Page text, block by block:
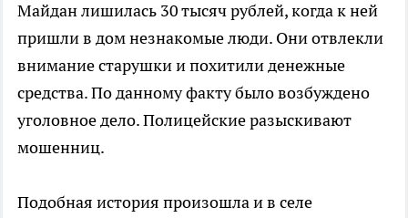
Майдан лишилась 30 тысяч рублей, когда к ней
пришли в дом незнакомые люди. Они отвлекли
внимание старушки и похитили денежные
средства. По данному факту было возбуждено
уголовное дело. Полицейские разыскивают
мошенниц.
Подобная история произошла и в селе